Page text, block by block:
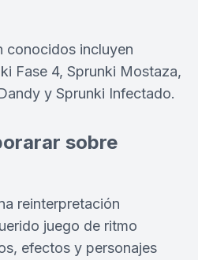
conocidos incluyen
Fase 4, Sprunki Mostaza,
y Sprunki Infectado.
sobre
reinterpretación
juego de ritmo
efectos y personajes